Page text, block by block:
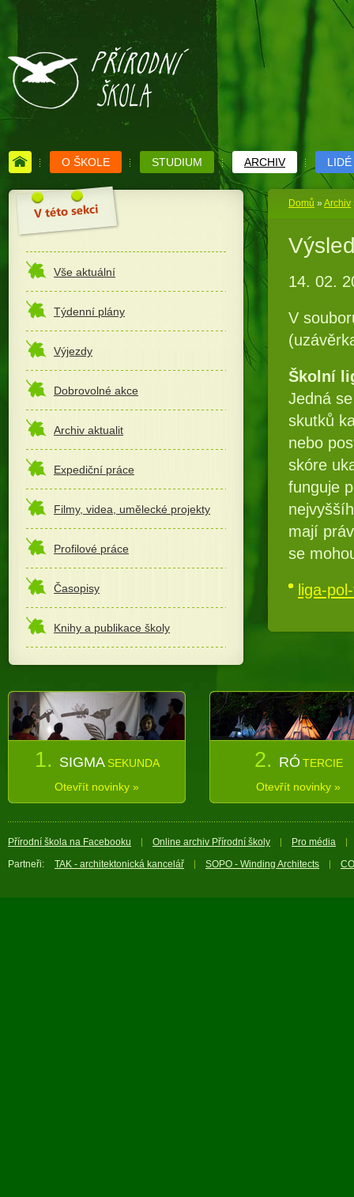
O ŠKOLE STUDIUM ARCHIV LIDÉ
Vše aktuální
Týdenní plány
Výjezdy
Dobrovolné akce
Archiv aktualit
Expediční práce
Filmy, videa, umělecké projekty
Profilové práce
Časopisy
Knihy a publikace školy
Domů » Archiv
14. 02.
V
Školní
Jedná
skutků
nebo
skóre
funguje
mají
se
liga-
1. SIGMA SEKUNDA
Otevřít novinky »
2. RÓ TERCIE
Otevřít novinky »
Přírodní škola na Facebooku Online archiv Přírodní školy
Pro média
Partneři:
TAK - architektonická kancelář SOPO - Winding Architects